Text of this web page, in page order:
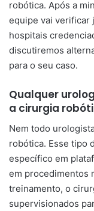
robótica. Após a
equipe vai verificar
hospitais
discutiremos
para o seu caso.
Qualquer
a cirurgia
Nem todo
robótica. Esse tipo
específico em
em procedimentos
treinamento, o
supervisionados